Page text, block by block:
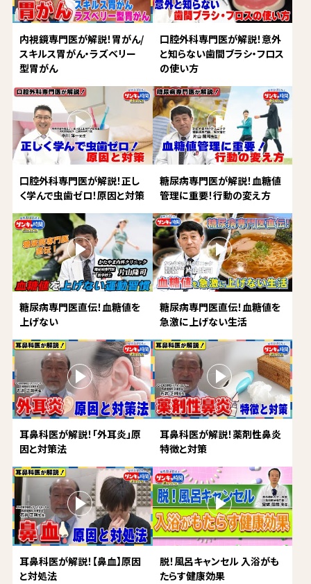
内視鏡専門医が解説！胃がん/
スキルス胃がん・ラズベリー
型胃がん
口腔外科専門医が解説！意外
と知らない歯間ブラシ・フロス
の使い方
口腔外科専門医が解説！正し
く学んで虫歯ゼロ！原因と対策
糖尿病専門医が解説！血糖値
管理に重要！行動の変え方
糖尿病専門医直伝！血糖値を
上げない
糖尿病専門医直伝！血糖値を
急激に上げない生活
耳鼻科医が解説！「外耳炎」原
因と対策法
耳鼻科医が解説！薬剤性鼻炎
特徴と対策
耳鼻科医が解説！【鼻血】原因
と対処法
脱！風呂キャンセル 入浴がも
たらす健康効果